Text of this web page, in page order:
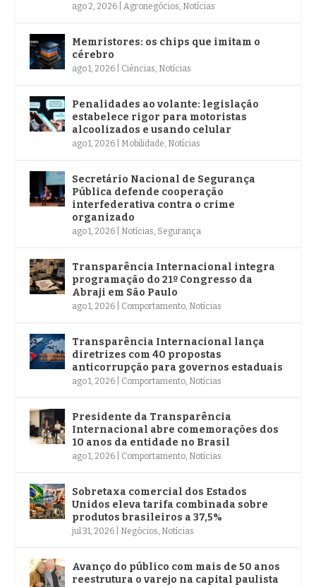
ago 2, 2026 |Agronegócios, Notícias
Memristores: os chips que imitam o
cérebro
ago 1, 2026 Ciências, Notícias
Penalidades ao volante: legislação
estabelece rigor para motoristas
alcoolizados e usando celular
ago 1, 2026 Mobilidade, Notícias
Secretário Nacional de Segurança
Pública defende cooperação
interfederativa contra o crime
organizado
ago 1, 2026 Notícias, Segurança
Transparência Internacional integra
programação do 21º Congresso da
Abraji em São Paulo
ago 1, 2026 Comportamento, Notícias
Transparência Internacional lança
diretrizes com 40 propostas
anticorrupção para governos estaduais
ago 1, 2026 Comportamento, Notícias
Presidente da Transparência
Internacional abre comemorações dos
10 anos da entidade no Brasil
ago 1, 2026 Comportamento, Notícias
Sobretaxa comercial dos Estados
Unidos eleva tarifa combinada sobre
produtos brasileiros a 37,5%
jul 31, 2026 Negócios, Notícias
Avanço do público com mais de 50 anos
reestrutura o varejo na capital paulista